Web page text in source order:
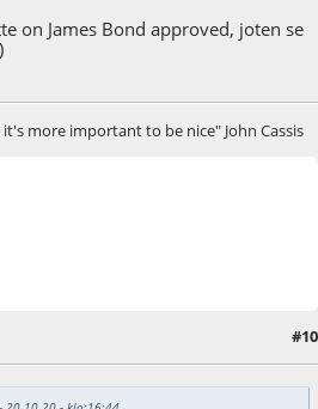
on James Bond approved, joten se
more important to be nice" John Cassis
#10